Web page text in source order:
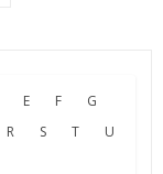
E F
G
R S T
U